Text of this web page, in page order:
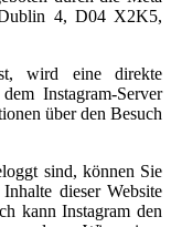
4, D04 X2K5,
wird eine direkte
Instagram-Server
über den Besuch
sind, können Sie
dieser Website
kann Instagram den